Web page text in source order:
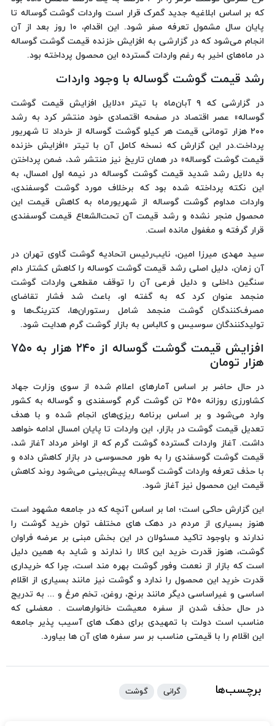
که بر اساس ابلاغیه جدید گمرک قرار است واردات گوشت گوساله تا
پایان سال مشمول تعرفه صفر شود. این اقدام، ۱۰ روز بعد از آن
انجام می‌شود که در گزارشی به افزایش خزنده قیمت گوشت گوساله
در ماه‌های اخیر به رغم واردات گسترده این محصول پرداخته بود.
رشد قیمت گوشت گوساله با وجود واردات
در گزارشی که ۹ آبان‌ماه با تیتر «دلایل افزایش قیمت گوشت
گوساله» عصر اقتصاد در صفحه اقتصادی خود منتشر کرد به رشد
۲۰۰ هزار تومانی قیمت هر کیلو گوشت گوساله از خرداد تا شهریور
پرداخت.در این گزارش که نسخه کامل آن با تیتر «افزایش خزنده
قیمت گوشت گوساله» در همان تاریخ نیز منتشر شد، ضمن پرداختن
به دلایل رشد شدید قیمت گوشت گوساله در نیمه اول امسال، به
این نکته پرداخته شده بود که برخلاف مورد گوشت گوسفندی،
واردات مداوم گوشت گوساله از شهریورماه به کاهش قیمت این
محصول منجر نشده و رشد قیمت آن تحت‌الشعاع قیمت گوسفندی
قرار گرفته و مغفول مانده است.
سید مهدی میرزا امین، نایب‌رئیس اتحادیه گوشت گاوی تهران در
آن زمان، دلیل اصلی رشد قیمت گوشت کوساله را کاهش کشتار دام
سنگین داخلی و دلیل فرعی آن را توقف مقطعی واردات گوشت
منجمد عنوان کرد که به گفته او، باعث شد فشار تقاضای
مصرف‌کنندگان گوشت منجمد شامل رستوران‌ها، کترینگ‌ها و
تولیدکنندگان سوسیس و کالباس به بازار گوشت گرم هدایت شود.
افزایش قیمت گوشت گوساله از ۲۴۰ هزار به ۷۵۰
هزار تومان
در حال حاضر بر اساس آمارهای اعلام شده از سوی وزارت جهاد
کشاورزی روزانه ۲۵۰ تن گوشت گرم گوسفندی و گوساله به کشور
وارد می‌شود و بر اساس برنامه ریزی‌های انجام شده و با هدف
تعدیل قیمت گوشت در بازار، این واردات تا پایان امسال ادامه خواهد
داشت. آغاز واردات گسترده گوشت گرم که از اواخر مرداد آغاز شد،
قیمت گوشت گوسفندی را به طور محسوسی در بازار کاهش داده و
با حذف تعرفه واردات گوشت گوساله پیش‌بینی می‌شود روند کاهش
قیمت این محصول نیز آغاز شود.
این گزارش حاکی است؛ اما بر اساس آنچه که در جامعه مشهود است
هنوز بسیاری از مردم در دهک های مختلف توان خرید گوشت را
ندارند و باوجود تاکید مسئولان در این بخش مبنی بر عرضه فراوان
گوشت، هنوز قدرت خرید این کالا را ندارند و شاید به همین دلیل
است که بازار از نعمت وفور گوشت بهره مند است، چرا که خریداری
قدرت خرید این محصول را ندارد و گوشت نیز مانند بسیاری از اقلام
اساسی و غیراساسی دیگر مانند برنج، روغن، تخم مرغ و ... به تدریج
در حال حذف شدن از سفره معیشت خانوارهاست . معضلی که
مناسب است دولت با تمهیدی برای دهک های آسیب پذیر جامعه
این اقلام را با قیمتی مناسب بر سر سفره های آن ها بیاورد.
برچسب‌ها گرانی گوشت